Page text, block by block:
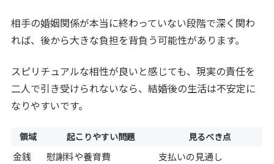
相手の婚姻関係が本当に終わっていない段階で深く関わ
れば、後から大きな負担を背負う可能性があります。
スピリチュアルな相性が良いと感じても、現実の責任を
二人で引き受けられないなら、結婚後の生活は不安定に
なりやすいです。
領域 起こりやすい問題 見るべき点
金銭 慰謝料や養育費
支払いの見通し